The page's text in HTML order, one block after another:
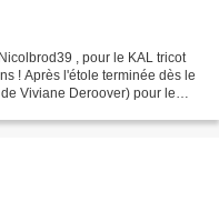
, pour le KAL tricot
! Après l'étole terminée dès le
Viviane Deroover) pour le